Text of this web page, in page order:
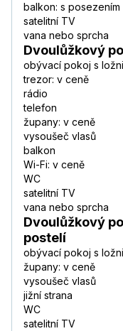
balkon: s posezením
satelitní TV
vana nebo sprcha
Dvoulůžkový
obývací pokoj s
trezor: v ceně
rádio
telefon
župany: v ceně
vysoušeč vlasů
balkon
Wi-Fi: v ceně
WC
satelitní TV
vana nebo sprcha
Dvoulůžkový
postelí
obývací pokoj s
župany: v ceně
vysoušeč vlasů
jižní strana
WC
satelitní TV